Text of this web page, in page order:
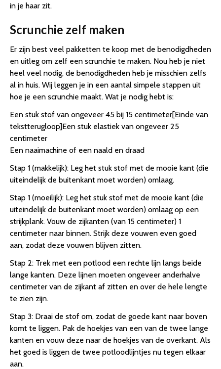
in je haar zit.
Scrunchie zelf maken
Er zijn best veel pakketten te koop met de benodigdheden
en uitleg om zelf een scrunchie te maken. Nou heb je niet
heel veel nodig, de benodigdheden heb je misschien zelfs
al in huis. Wij leggen je in een aantal simpele stappen uit
hoe je een scrunchie maakt. Wat je nodig hebt is:
Een stuk stof van ongeveer 45 bij 15 centimeter[Einde van
tekstterugloop]Een stuk elastiek van ongeveer 25
centimeter
Een naaimachine of een naald en draad
Stap 1 (makkelijk): Leg het stuk stof met de mooie kant (die
uiteindelijk de buitenkant moet worden) omlaag.
Stap 1 (moeilijk): Leg het stuk stof met de mooie kant (die
uiteindelijk de buitenkant moet worden) omlaag op een
strijkplank. Vouw de zijkanten (van 15 centimeter) 1
centimeter naar binnen. Strijk deze vouwen even goed
aan, zodat deze vouwen blijven zitten.
Stap 2: Trek met een potlood een rechte lijn langs beide
lange kanten. Deze lijnen moeten ongeveer anderhalve
centimeter van de zijkant af zitten en over de hele lengte
te zien zijn.
Stap 3: Draai de stof om, zodat de goede kant naar boven
komt te liggen. Pak de hoekjes van een van de twee lange
kanten en vouw deze naar de hoekjes van de overkant. Als
het goed is liggen de twee potloodlijntjes nu tegen elkaar
aan.